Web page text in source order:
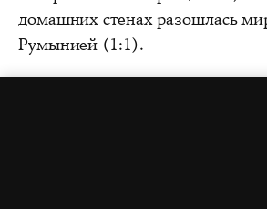
домашних стенах разошлась
Румынией (1:1).